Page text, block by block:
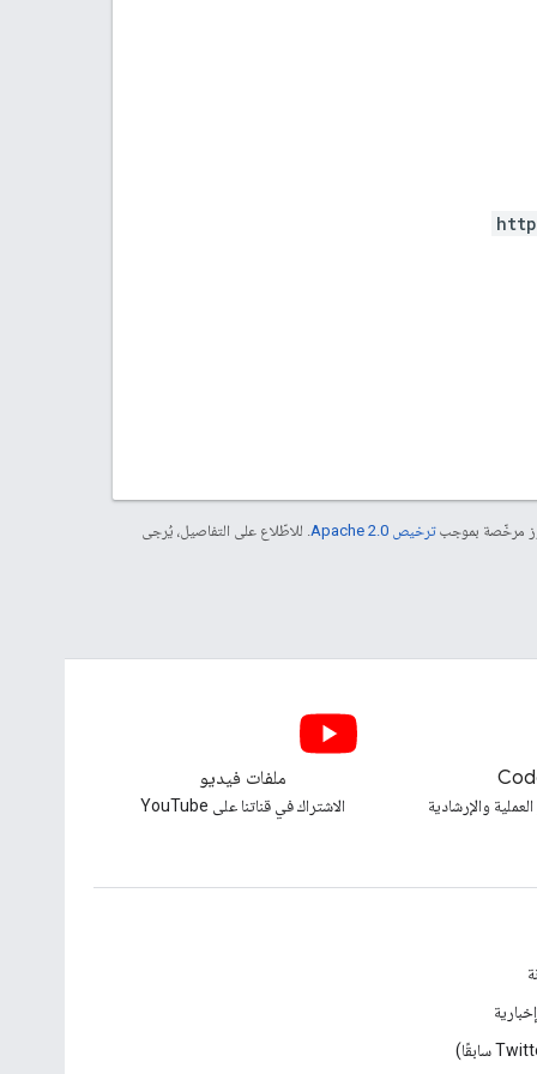
مرخّصة بموجبترخيص Apache 2.0‏ . للاطّلاع على التفاصيل، يُرجى
والإرشادية
ملفات فيديو
الاشتراك في قناتنا على YouTube